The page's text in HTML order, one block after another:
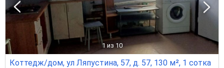
1 из 10
Коттедж/дом, ул Ляпустина, 57, д. 57, 130 м², 1 сотка